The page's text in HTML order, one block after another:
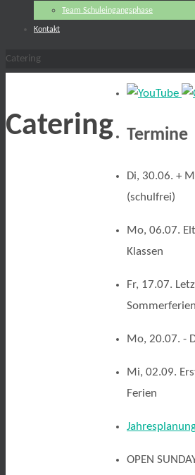
Team Schuleingangsphase
Kontakt
Start
Catering
Catering Termine
Di, 30.06. +
(schulfrei)
Mo, 06.07.
Klassen
Fr, 17.07.
Sommerferien
Mo, 20.07. -
Mi, 02.09.
Ferien
OPEN